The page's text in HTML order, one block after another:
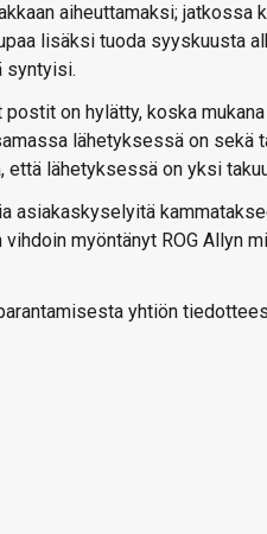
aiheuttamaksi; jatkossa
lisäksi tuoda syyskuusta
syntyisi.
on hylätty, koska
lähetyksessä on sekä
lähetyksessä on yksi
asiakaskyselyitä
myöntänyt ROG Allyn
yhtiön